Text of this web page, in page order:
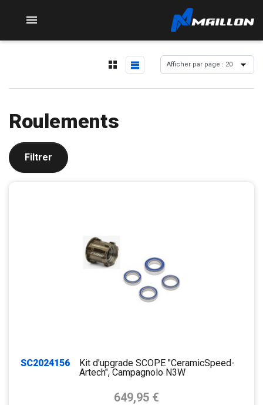

Roulements
Filtrer
SC2024156
Kit d'upgrade SCOPE "CeramicSpeed-
Artech", Campagnolo N3W
Prix de base
649,95 €